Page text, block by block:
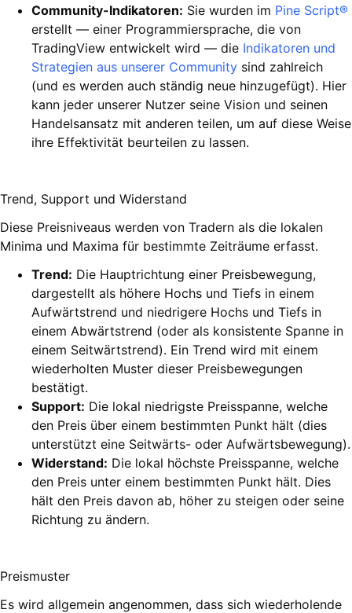
Community-Indikatoren: Sie wurden im Pine Script®
erstellt — einer Programmiersprache, die von
TradingView entwickelt wird — die Indikatoren und
Strategien aus unserer Community sind zahlreich
(und es werden auch ständig neue hinzugefügt). Hier
kann jeder unserer Nutzer seine Vision und seinen
Handelsansatz mit anderen teilen, um auf diese Weise
ihre Effektivität beurteilen zu lassen.
Trend, Support und Widerstand
Diese Preisniveaus werden von Tradern als die lokalen
Minima und Maxima für bestimmte Zeiträume erfasst.
Trend: Die Hauptrichtung einer Preisbewegung,
dargestellt als höhere Hochs und Tiefs in einem
Aufwärtstrend und niedrigere Hochs und Tiefs in
einem Abwärtstrend (oder als konsistente Spanne in
einem Seitwärtstrend). Ein Trend wird mit einem
wiederholten Muster dieser Preisbewegungen
bestätigt.
Support: Die lokal niedrigste Preisspanne, welche
den Preis über einem bestimmten Punkt hält (dies
unterstützt eine Seitwärts- oder Aufwärtsbewegung).
Widerstand: Die lokal höchste Preisspanne, welche
den Preis unter einem bestimmten Punkt hält. Dies
hält den Preis davon ab, höher zu steigen oder seine
Richtung zu ändern.
Preismuster
Es wird allgemein angenommen, dass sich wiederholende